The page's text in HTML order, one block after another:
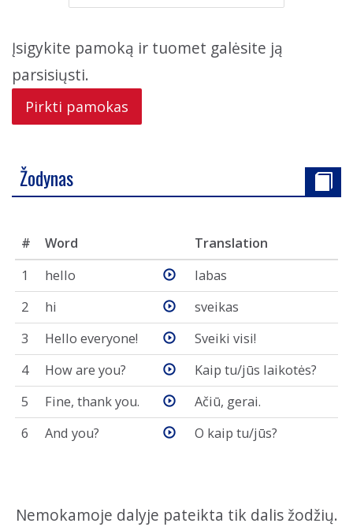
Įsigykite pamoką ir tuomet galėsite ją
parsisiųsti.
Pirkti pamokas
Žodynas
# Word
Translation
1
hello
labas
2
hi
sveikas
3
Hello everyone!
Sveiki visi!
4
How are you?
Kaip tu/jūs laikotės?
5
Fine, thank you.
Ačiū, gerai.
6
And you? O kaip tu/jūs?
Nemokamoje dalyje pateikta tik dalis žodžių.